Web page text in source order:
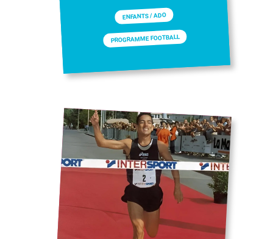
ENFANTS / ADO
PROGRAMME FOOTBALL